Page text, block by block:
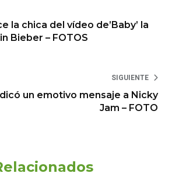
la chica del vídeo de’Baby’ la
Bieber – FOTOS
SIGUIENTE
un emotivo mensaje a Nicky
Jam – FOTO